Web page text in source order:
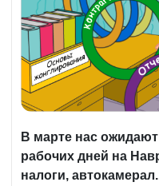
В марте нас
рабочих дней на
налоги,